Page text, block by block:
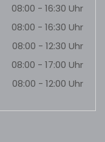
08:00 - 16:30 Uhr
08:00 - 16:30 Uhr
08:00 - 12:30 Uhr
08:00 - 17:00 Uhr
08:00 - 12:00 Uhr